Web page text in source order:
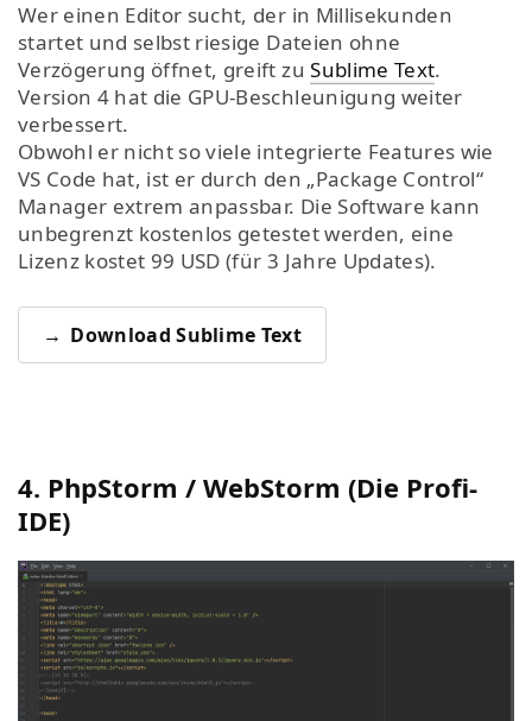
Wer einen Editor sucht, der in Millisekunden
startet und selbst riesige Dateien ohne
Verzögerung öffnet, greift zuSublime Text.
Version 4 hat die GPU-Beschleunigung weiter
verbessert.
Obwohl er nicht so viele integrierte Features wie
VS Code hat, ist er durch den „Package Control“
Manager extrem anpassbar. Die Software kann
unbegrenzt kostenlos getestet werden, eine
Lizenz kostet 99 USD (für 3 Jahre Updates).
Download Sublime Text
4. PhpStorm / WebStorm (Die Profi-
IDE)